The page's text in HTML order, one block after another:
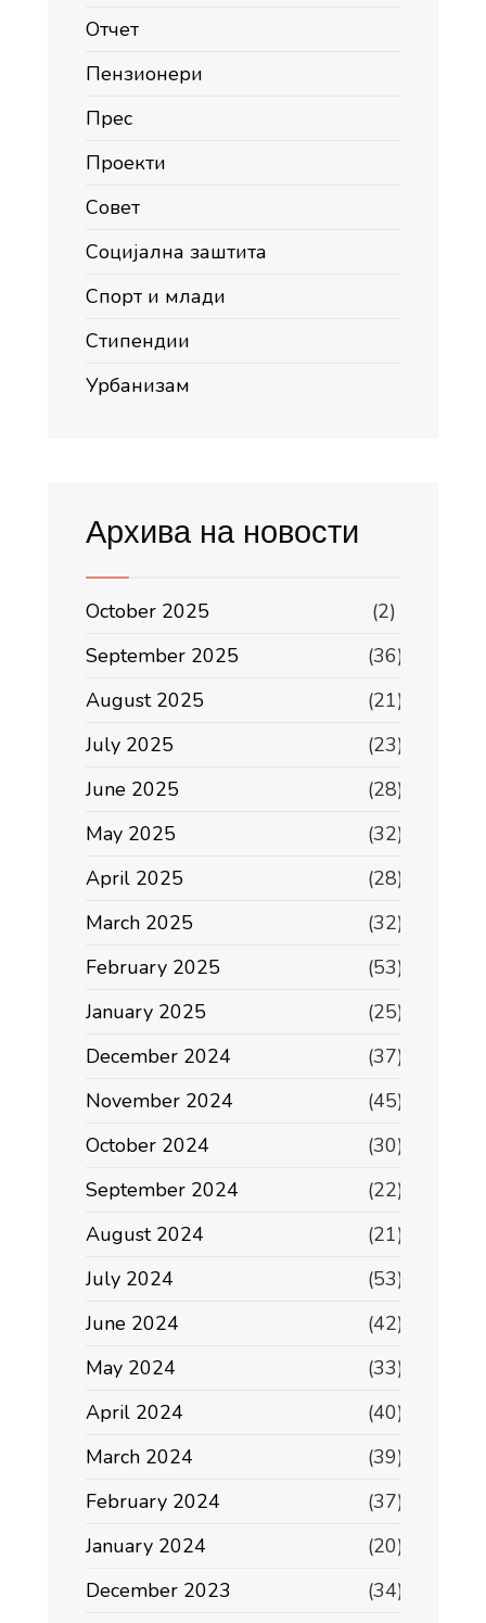
Отчет
Пензионери
Прес
Проекти
Совет
Социјална заштита
Спорт и млади
Стипендии
Урбанизам
Архива на новости
October 2025
(2)
September 2025
(36)
August 2025
(21)
July 2025
(23)
June 2025
(28)
May 2025
(32)
April 2025
(28)
March 2025
(32)
February 2025
(53)
January 2025
(25)
December 2024
(37)
November 2024
(45)
October 2024
(30)
September 2024
(22)
August 2024
(21)
July 2024
(53)
June 2024
(42)
May 2024
(33)
April 2024
(40)
March 2024
(39)
February 2024
(37)
January 2024
(20)
December 2023
(34)